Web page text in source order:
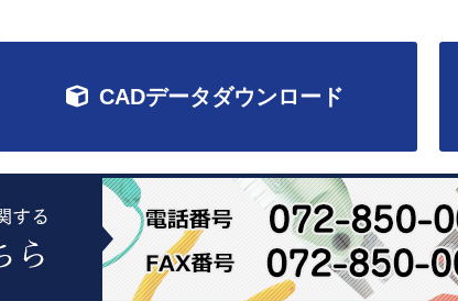
CADデータダウンロード